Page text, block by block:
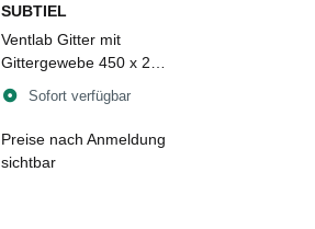
SUBTIEL
Ventlab Gitter mit
Gittergewebe 450 x 220
mm, weiß
Sofort verfügbar
Preise nach Anmeldung
sichtbar